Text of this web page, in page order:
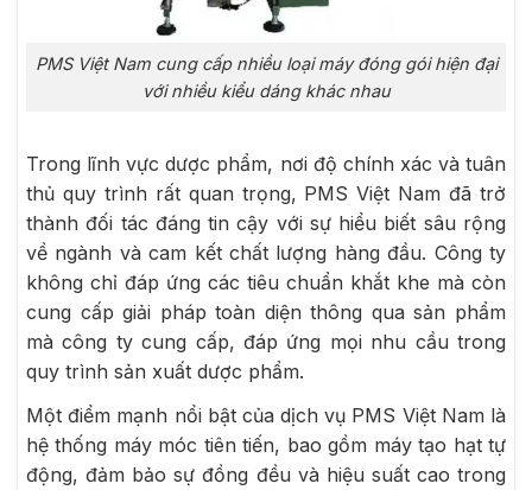
PMS Việt Nam cung cấp nhiều loại máy đóng gói hiện đại
với nhiều kiểu dáng khác nhau
Trong lĩnh vực dược phẩm, nơi độ chính xác và tuân
thủ quy trình rất quan trọng, PMS Việt Nam đã trở
thành đối tác đáng tin cậy với sự hiểu biết sâu rộng
về ngành và cam kết chất lượng hàng đầu. Công ty
không chỉ đáp ứng các tiêu chuẩn khắt khe mà còn
cung cấp giải pháp toàn diện thông qua sản phẩm
mà công ty cung cấp, đáp ứng mọi nhu cầu trong
quy trình sản xuất dược phẩm.
Một điểm mạnh nổi bật của dịch vụ PMS Việt Nam là
hệ thống máy móc tiên tiến, bao gồm máy tạo hạt tự
động, đảm bảo sự đồng đều và hiệu suất cao trong